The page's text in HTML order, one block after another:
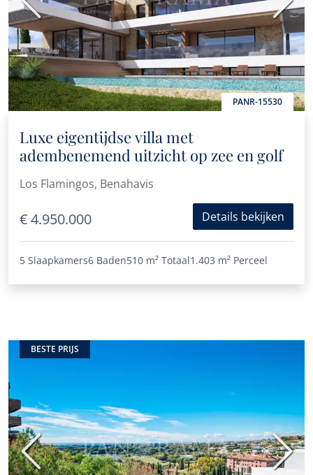
PANR-15530
Vorige
Luxe eigentijdse villa met
adembenemend uitzicht op zee en golf
Los Flamingos, Benahavis
€ 4.950.000 Details bekijken
5 Slaapkamers6 Baden510 m² Totaal1.403 m² Perceel
BESTE PRIJS
Vorige